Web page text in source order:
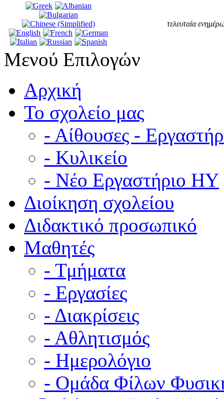
τελευταία
Μενού Επιλογών
Αρχική
Το σχολείο μας
- Αίθουσες -
- Κυλικείο
- Νέο Εργαστήριο ΗΥ
Διοίκηση σχολείου
Διδακτικό προσωπικό
Μαθητές
- Τμήματα
- Εργασίες
- Διακρίσεις
- Αθλητισμός
- Ημερολόγιο
- Ομάδα Φίλων